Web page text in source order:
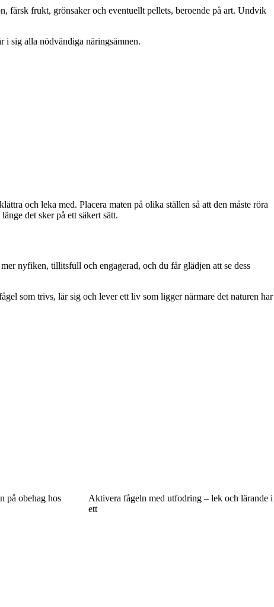
färsk frukt, grönsaker och eventuellt pellets, beroende på art. Undvik
i sig alla nödvändiga näringsämnen.
och leka med. Placera maten på olika ställen så att den måste röra
det sker på ett säkert sätt.
nyfiken, tillitsfull och engagerad, och du får glädjen att se dess
som trivs, lär sig och lever ett liv som ligger närmare det naturen har
på obehag hos
Aktivera fågeln med utfodring – lek och lärande i
ett